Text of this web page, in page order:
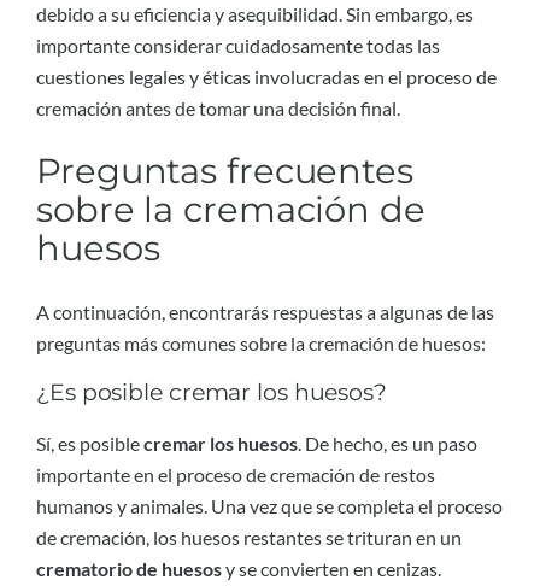
debido a su eficiencia y asequibilidad. Sin embargo, es
importante considerar cuidadosamente todas las
cuestiones legales y éticas involucradas en el proceso de
cremación antes de tomar una decisión final.
Preguntas frecuentes
sobre la cremación de
huesos
A continuación, encontrarás respuestas a algunas de las
preguntas más comunes sobre la cremación de huesos:
¿Es posible cremar los huesos?
Sí, es posiblecremar los huesos. De hecho, es un paso
importante en el proceso de cremación de restos
humanos y animales. Una vez que se completa el proceso
de cremación, los huesos restantes se trituran en un
crematorio de huesosy se convierten en cenizas.